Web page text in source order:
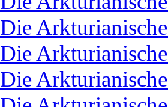
Die
Die
Die